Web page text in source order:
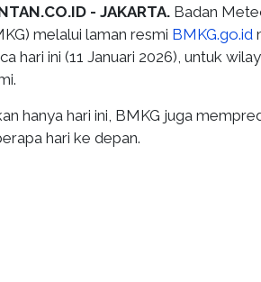
- JAKARTA. Badan
melalui laman resmi BMKG.go.id
hari ini (11 Januari 2026), untuk
hanya hari ini, BMKG juga
hari ke depan.